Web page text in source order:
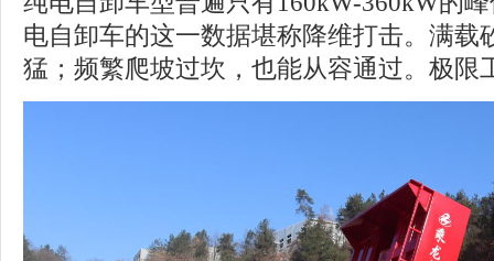
电自卸车的这一数据堪称降维打击。满载
猛；频繁爬坡过坎，也能从容通过。极限